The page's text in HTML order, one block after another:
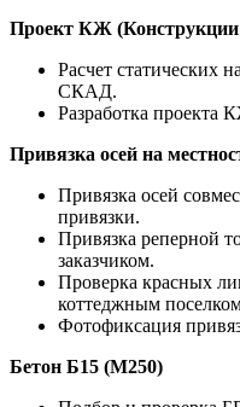
Проект КЖ (Конструкции
Расчет статических
СКАД.
Разработка проекта
Привязка осей на
Привязка осей
привязки.
Привязка реперной
заказчиком.
Проверка красных
коттеджным
Фотофиксация
Бетон Б15 (М250)